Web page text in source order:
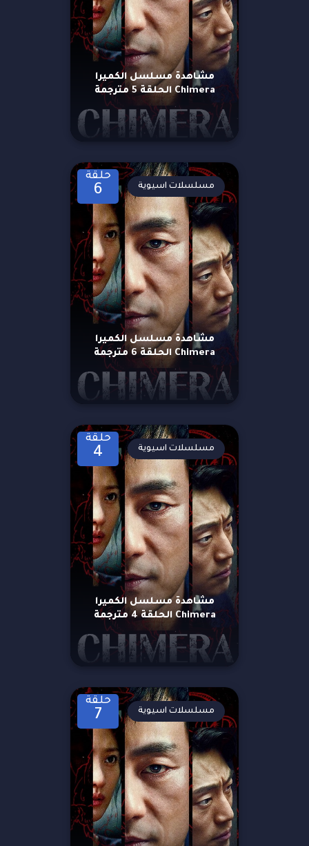
مشاهدة مسلسل الكميرا
Chimera الحلقة 5 مترجمة
حلقة
6
مشاهدة مسلسل الكميرا
Chimera الحلقة 6 مترجمة
مسلسلات اسيوية
حلقة
4
مشاهدة مسلسل الكميرا
Chimera الحلقة 4 مترجمة
مسلسلات اسيوية
حلقة
7 مسلسلات اسيوية